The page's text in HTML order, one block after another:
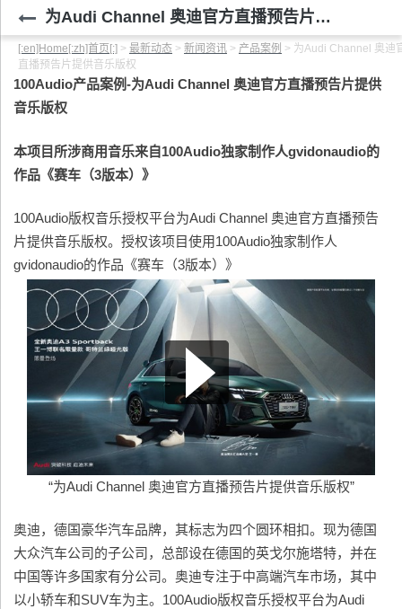
为Audi Channel 奥迪官方直播预告片提供音乐版权
[:en]Home[:zh]首页[:] > 最新动态 > 新闻资讯 > 产品案例 > 为Audi Channel 奥迪
直播预告片提供音乐版权
100Audio产品案例-为Audi Channel 奥迪官方直播预告片提供
音乐版权
本项目所涉商用音乐来自100Audio独家制作人gvidonaudio的
作品《赛车（3版本）》
100Audio版权音乐授权平台为Audi Channel 奥迪官方直播预告
片提供音乐版权。授权该项目使用100Audio独家制作人
gvidonaudio的作品《赛车（3版本）》
“为Audi Channel 奥迪官方直播预告片提供音乐版权”
奥迪，德国豪华汽车品牌，其标志为四个圆环相扣。现为德国
大众汽车公司的子公司，总部设在德国的英戈尔施塔特，并在
中国等许多国家有分公司。奥迪专注于中高端汽车市场，其中
以小轿车和SUV车为主。100Audio版权音乐授权平台为Audi